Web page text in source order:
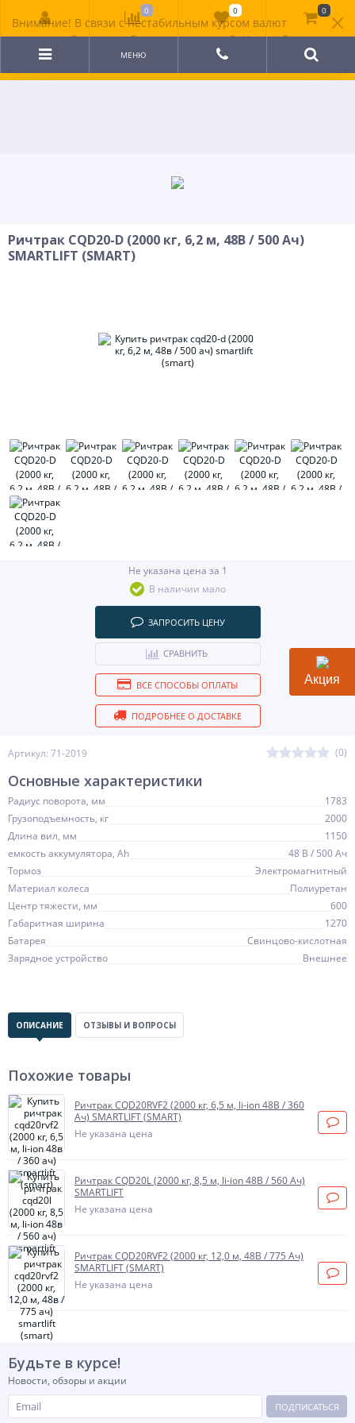
Внимание! В связи с нестабильным курсом валют
цена на сайте может быть неактуальной. Уточняйте
стоимость у менеджера.
МЕНЮ
Ричтрак CQD20-D (2000 кг, 6,2 м, 48В / 500 Ач)
SMARTLIFT (SMART)
Артикул: 71-2019 (0)
Не указана цена за 1
В наличии мало
ЗАПРОСИТЬ ЦЕНУ
СРАВНИТЬ
ВСЕ СПОСОБЫ ОПЛАТЫ
ПОДРОБНЕЕ О ДОСТАВКЕ
Основные характеристики
Радиус поворота, мм
1783
Грузоподъемность, кг
2000
Длина вил, мм
1150
емкость аккумулятора, Ah
48 В / 500 Ач
Тормоз
Электромагнитный
Материал колеса
Полиуретан
Центр тяжести, мм
600
Габаритная ширина
1270
Батарея
Свинцово-кислотная
Зарядное устройство
Внешнее
ОПИСАНИЕ ОТЗЫВЫ И ВОПРОСЫ
Похожие товары
Ричтрак CQD20RVF2 (2000 кг, 6,5 м, li-ion 48В / 360
Ач) SMARTLIFT (SMART)
Не указана цена
Ричтрак CQD20L (2000 кг, 8,5 м, li-ion 48В / 560 Ач)
SMARTLIFT
Не указана цена
Ричтрак CQD20RVF2 (2000 кг, 12,0 м, 48В / 775 Ач)
SMARTLIFT (SMART)
Не указана цена
Будьте в курсе!
Новости, обзоры и акции
ПОДПИСАТЬСЯ
0 0 0
Акция